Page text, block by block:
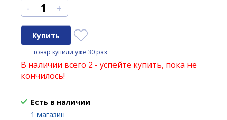
- +
товар купили уже 30 раз
В наличии всего 2 - успейте купить, пока не
кончилось!
Есть в наличии
1 магазин